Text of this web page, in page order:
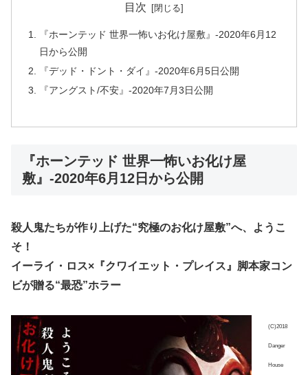
目次
『ホーンテッド 世界一怖いお化け屋敷』-2020年6月12
日から公開
『デッド・ドント・ダイ』-2020年6月5日公開
『アングスト/不安』-2020年7月3日公開
『ホーンテッド 世界一怖いお化け屋
敷』-2020年6月12日から公開
殺人鬼たちが作り上げた“究極のお化け屋敷”へ、ようこ
そ！
イーライ・ロス×『クワイエット・プレイス』脚本家コン
ビが贈る“最恐”ホラー
(C)2018
Danger
House